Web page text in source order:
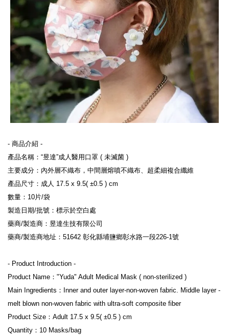
- 商品介紹 -
產品名稱：“昱達”成人醫用口罩 ( 未滅菌 )
主要成分：內外層不織布，中間層熔噴不織布、超柔細複合纖維
產品尺寸：成人 17.5 x 9.5( ±0.5 ) cm
數量：10片/袋
製造日期/批號：標示於空白處
藥商/製造商：昱達生技有限公司
藥商/製造商地址：51642 彰化縣埔鹽鄉彰水路一段226-1號
- Product Introduction -
Product Name："Yuda" Adult Medical Mask ( non-sterilized )
Main Ingredients：Inner and outer layer-non-woven fabric. Middle layer -
melt blown non-woven fabric with ultra-soft composite fiber
Product Size：Adult 17.5 x 9.5( ±0.5 ) cm
Quantity：10 Masks/bag